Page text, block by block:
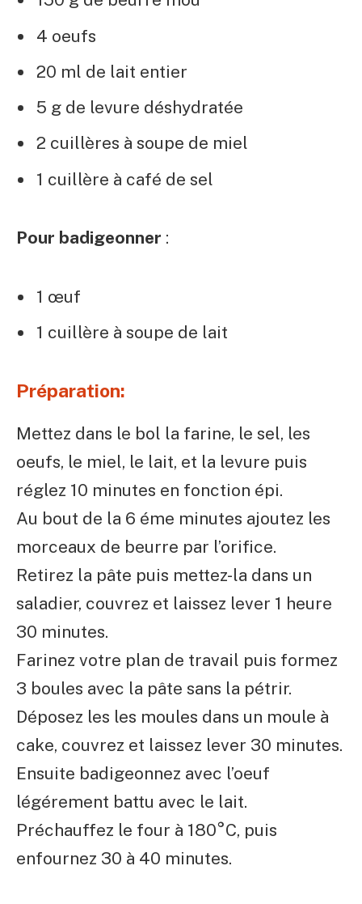
4 oeufs
20 ml de lait entier
5 g de levure déshydratée
2 cuillères à soupe de miel
1 cuillère à café de sel
Pour badigeonner :
1 œuf
1 cuillère à soupe de lait
Préparation:
Mettez dans le bol la farine, le sel, les
oeufs, le miel, le lait, et la levure puis
réglez 10 minutes en fonction épi.
Au bout de la 6 éme minutes ajoutez les
morceaux de beurre par l’orifice.
Retirez la pâte puis mettez-la dans un
saladier, couvrez et laissez lever 1 heure
30 minutes.
Farinez votre plan de travail puis formez
3 boules avec la pâte sans la pétrir.
Déposez les les moules dans un moule à
cake, couvrez et laissez lever 30 minutes.
Ensuite badigeonnez avec l’oeuf
légérement battu avec le lait.
Préchauffez le four à 180°C, puis
enfournez 30 à 40 minutes.